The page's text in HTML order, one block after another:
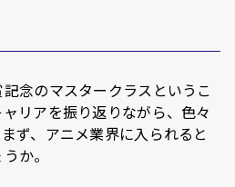
念のマスタークラスというこ
リアを振り返りながら、色々
ず、アニメ業界に入られると
か。